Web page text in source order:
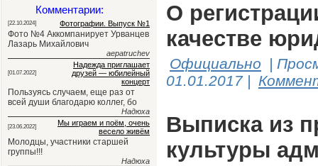
Комментарии:
[22.10.2024] Фотографии. Выпуск №1
Фото №4 Аккомпанирует Урванцев
Лазарь Михайлович
aepatruchev
[01.07.2022]
Надежда приглашает
друзей — юбилейный
концерт
Пользуясь случаем, еще раз от
всей души благодарю коллег, бо
Надюха
[23.06.2022]
Мы играем и поём, очень
весело живём
Молодцы, участники старшей
группы!!!
Надюха
О
качестве
Официально |
01.01.2017 |
Выписка из
культуры